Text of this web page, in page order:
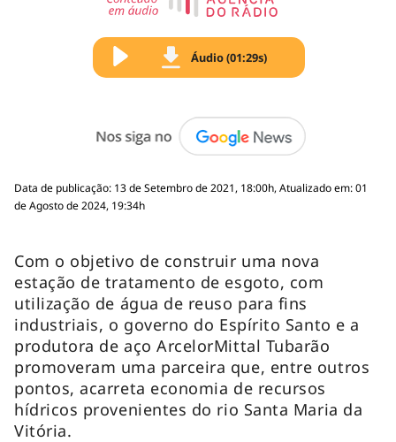
Áudio (01:29s)
Data de publicação: 13 de Setembro de 2021, 18:00h, Atualizado em: 01
de Agosto de 2024, 19:34h
Com o objetivo de construir uma nova
estação de tratamento de esgoto, com
utilização de água de reuso para fins
industriais, o governo do Espírito Santo e a
produtora de aço ArcelorMittal Tubarão
promoveram uma parceira que, entre outros
pontos, acarreta economia de recursos
hídricos provenientes do rio Santa Maria da
Vitória.